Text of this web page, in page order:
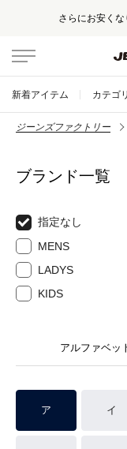
さらにお安く
新着アイテム カテゴリ
ジーンズファクトリー
ブランド一覧
指定なし
MENS
LADYS
KIDS
アルファベッ
ア イ